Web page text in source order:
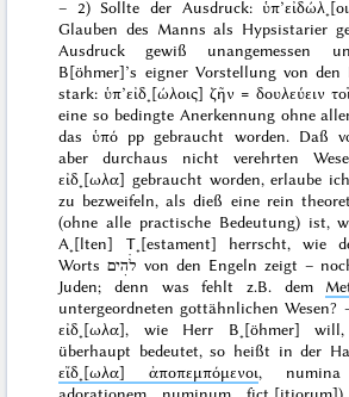
– 2) Sollte der Ausdruck:
Glauben des Manns als Hypsistarier
Ausdruck gewiß unangemessen
B[öhmer]’s eigner Vorstellung von den
stark: ὑπ’εἰδ˖[ώλοις] ζῆν = δουλεύειν
eine so bedingte Anerkennung ohne
das ὑπό pp gebraucht worden. Daß
aberdurchaus nicht verehrten
εἰδ˖[ωλα] gebraucht worden, erlaube
zu bezweifeln, als dieß eine rein
(ohne alle practische Bedeutung) ist,
A˖[lten] T˖[estament] herrscht, wie
Wortsלֹהִים von den Engeln zeigt –
Juden; denn was fehlt z.B. dem
untergeordneten gottähnlichen Wesen?
εἰδ˖[ωλα], wie Herr B˖[öhmer] will,
überhaupt bedeutet, so heißt in der
εἴδ˖[ωλα] ἀποπεμπόμενοι,